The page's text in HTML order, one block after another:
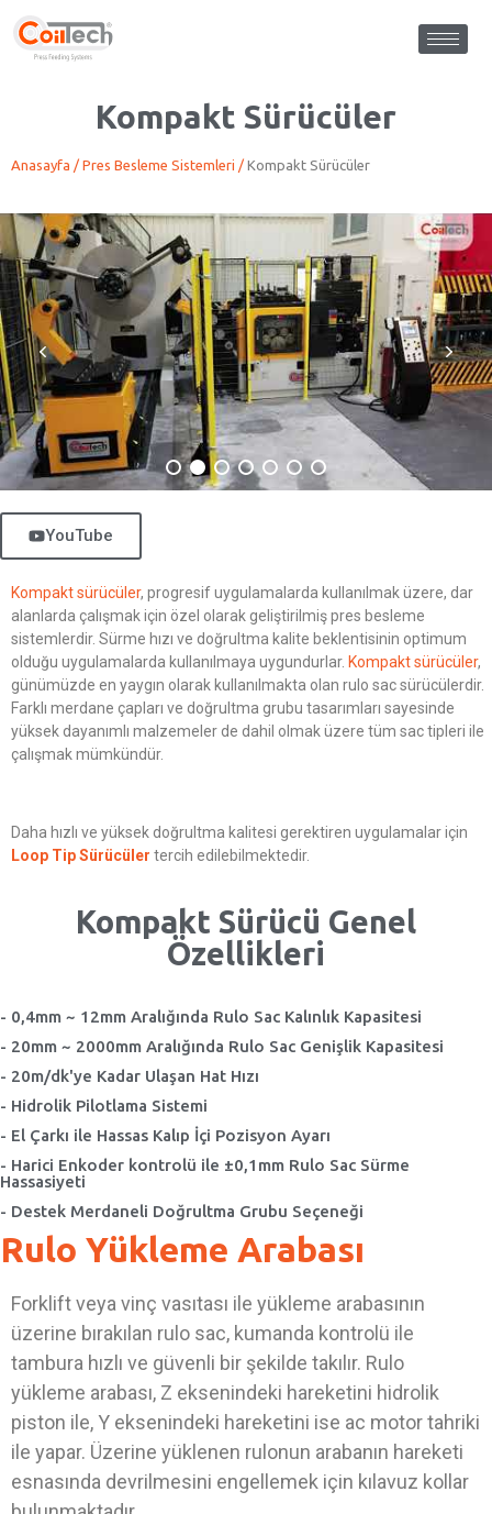
Kompakt Sürücüler
Anasayfa / Pres Besleme Sistemleri / Kompakt Sürücüler
YouTube
Kompakt sürücüler, progresif uygulamalarda kullanılmak üzere, dar
alanlarda çalışmak için özel olarak geliştirilmiş pres besleme
sistemlerdir. Sürme hızı ve doğrultma kalite beklentisinin optimum
olduğu uygulamalarda kullanılmaya uygundurlar. Kompakt sürücüler,
günümüzde en yaygın olarak kullanılmakta olan rulo sac sürücülerdir.
Farklı merdane çapları ve doğrultma grubu tasarımları sayesinde
yüksek dayanımlı malzemeler de dahil olmak üzere tüm sac tipleri ile
çalışmak mümkündür.
Daha hızlı ve yüksek doğrultma kalitesi gerektiren uygulamalar için
Loop Tip Sürücüler tercih edilebilmektedir.
Kompakt Sürücü Genel
Özellikleri
- 0,4mm ~ 12mm Aralığında Rulo Sac Kalınlık Kapasitesi
- 20mm ~ 2000mm Aralığında Rulo Sac Genişlik Kapasitesi
- 20m/dk'ye Kadar Ulaşan Hat Hızı
- Hidrolik Pilotlama Sistemi
- El Çarkı ile Hassas Kalıp İçi Pozisyon Ayarı
- Harici Enkoder kontrolü ile ±0,1mm Rulo Sac Sürme
Hassasiyeti
- Destek Merdaneli Doğrultma Grubu Seçeneği
Rulo Yükleme Arabası
Forklift veya vinç vasıtası ile yükleme arabasının
üzerine bırakılan rulo sac, kumanda kontrolü ile
tambura hızlı ve güvenli bir şekilde takılır. Rulo
yükleme arabası, Z eksenindeki hareketini hidrolik
piston ile, Y eksenindeki hareketini ise ac motor tahriki
ile yapar. Üzerine yüklenen rulonun arabanın hareketi
esnasında devrilmesini engellemek için kılavuz kollar